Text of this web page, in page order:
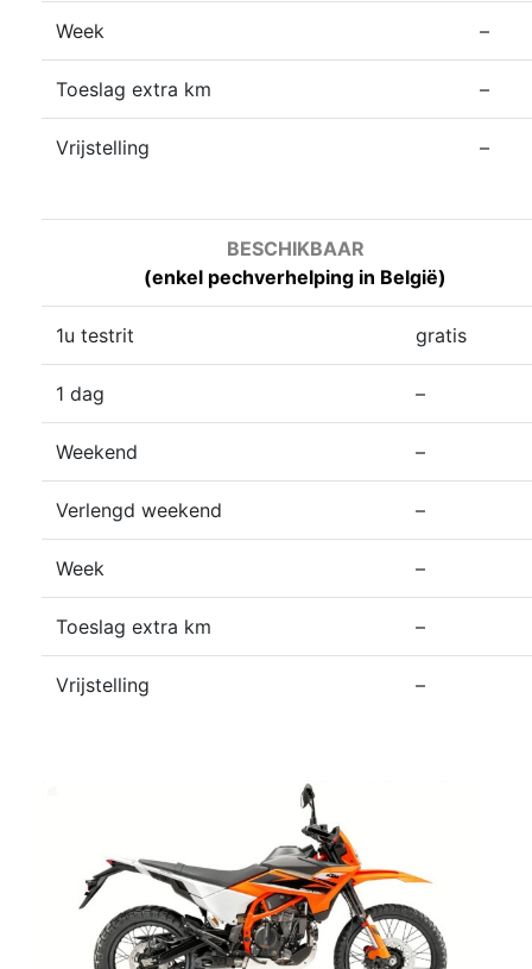
Week –
Toeslag extra km –
Vrijstelling –
BESCHIKBAAR
(enkel pechverhelping in België)
1u testrit gratis
1 dag –
Weekend –
Verlengd weekend –
Week –
Toeslag extra km –
Vrijstelling –